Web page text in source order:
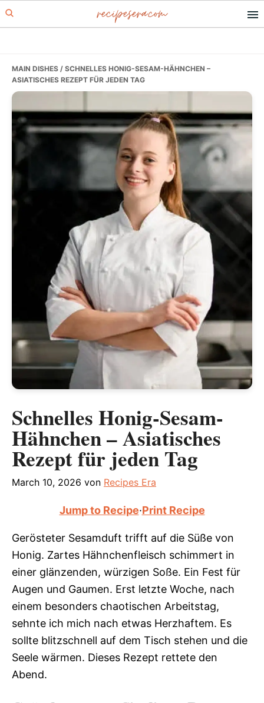
Skip
to
Skip
to
Skip
to
recipesera.com
MAIN DISHES / SCHNELLES HONIG-SESAM-HÄHNCHEN –
ASIATISCHES REZEPT FÜR JEDEN TAG
Schnelles Honig-Sesam-
Hähnchen – Asiatisches
Rezept für jeden Tag
March 10, 2026 von Recipes Era
Jump to Recipe·Print Recipe
Gerösteter Sesamduft trifft auf die Süße von
Honig. Zartes Hähnchenfleisch schimmert in
einer glänzenden, würzigen Soße. Ein Fest für
Augen und Gaumen. Erst letzte Woche, nach
einem besonders chaotischen Arbeitstag,
sehnte ich mich nach etwas Herzhaftem. Es
sollte blitzschnell auf dem Tisch stehen und die
Seele wärmen. Dieses Rezept rettete den
Abend.